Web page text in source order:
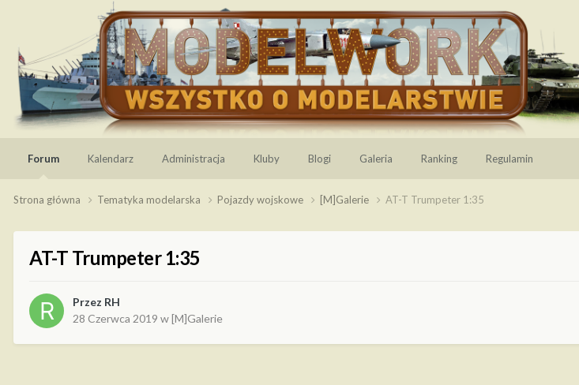
Forum Kalendarz Administracja Kluby Blogi Galeria Ranking Regulamin
Strona główna Tematyka modelarska Pojazdy wojskowe [M]Galerie AT-T Trumpeter 1:35
AT-T Trumpeter 1:35
Przez RH
28 Czerwca 2019 w[M]Galerie